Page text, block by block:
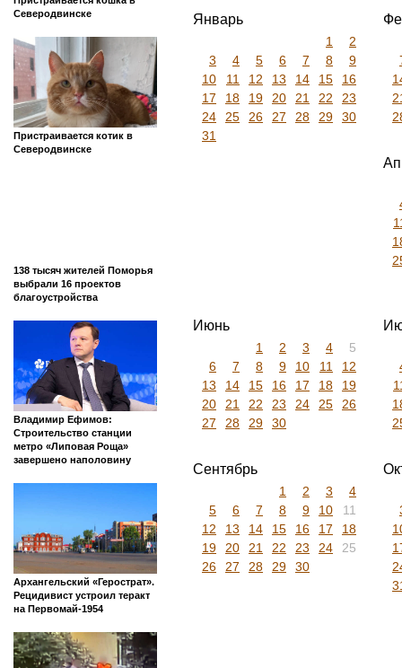
Северодвинске
Пристраивается котик в
Северодвинске
138 тысяч жителей Поморья
выбрали 16 проектов
благоустройства
Владимир Ефимов:
Строительство станции
метро «Липовая Роща»
завершено наполовину
Архангельский «Герострат».
Рецидивист устроил теракт
на Первомай-1954
Январь
1
2
3
4 5 6 7 8
9
10
11 12 13 14 15
16
17
18 19 20 21 22
23
24
25 26 27 28 29
30
31
Июнь
1 2 3 4
5
6
7 8 9 10 11
12
13
14 15 16 17 18
19
20
21 22 23 24 25
26
27
28 29 30
Сентябрь
1 2 3
4
5
6 7 8 9 10
11
12
13 14 15 16 17
18
19
20 21 22 23 24
25
26
27 28 29 30